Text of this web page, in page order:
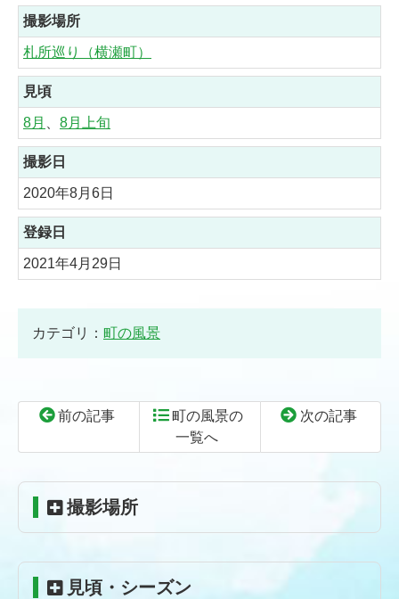
撮影場所
札所巡り（横瀬町）
見頃
8月 、 8月上旬
撮影日
2020年8月6日
登録日
2021年4月29日
カテゴリ： 町の風景
前の記事
町の風景の
一覧へ
次の記事
ン
ン
本
ー
の
頭
撮影場所
見頃・シーズン